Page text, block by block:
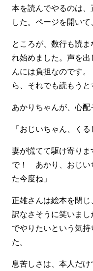
本を読んでやるのは
した。ページを開いて
ところが、数行も読
れ始めました。声を
んには負担なのです
ら、それでも読もうと
あかりちゃんが、心配
「おじいちゃん、くる
妻が慌てて駆け寄り
で！ あかり、おじい
た今度ね」
正雄さんは絵本を閉
訳なさそうに笑いま
でやりたいという気
た。
息苦しさは、本人だ